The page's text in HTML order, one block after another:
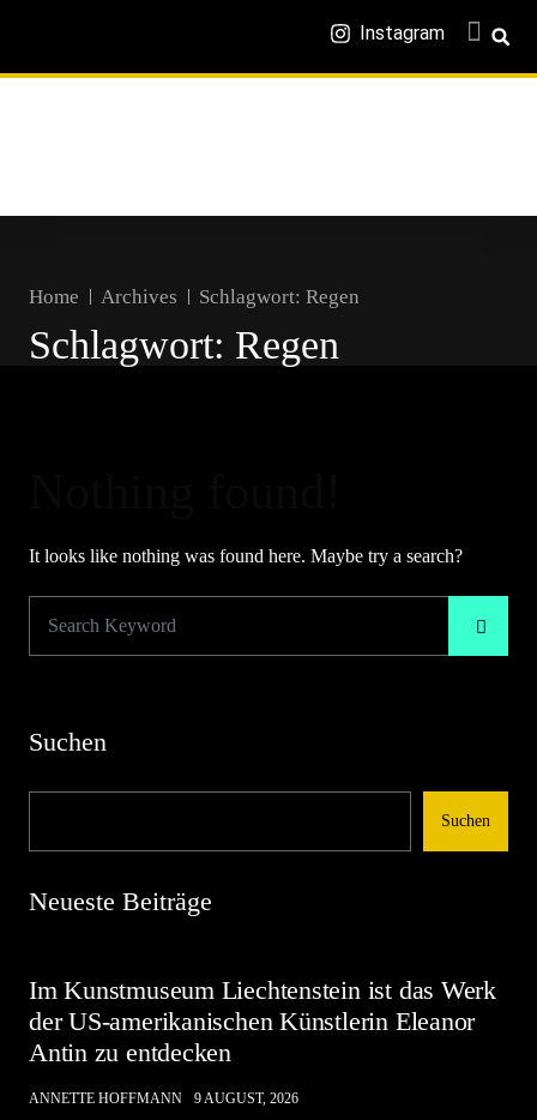
Instagram
Home Archives Schlagwort: Regen
Schlagwort: Regen
It looks like nothing was found here. Maybe try a search?
Suchen
Suchen
Neueste Beiträge
Im Kunstmuseum Liechtenstein ist das Werk
der US-amerikanischen Künstlerin Eleanor
Antin zu entdecken
ANNETTE HOFFMANN 9 AUGUST, 2026